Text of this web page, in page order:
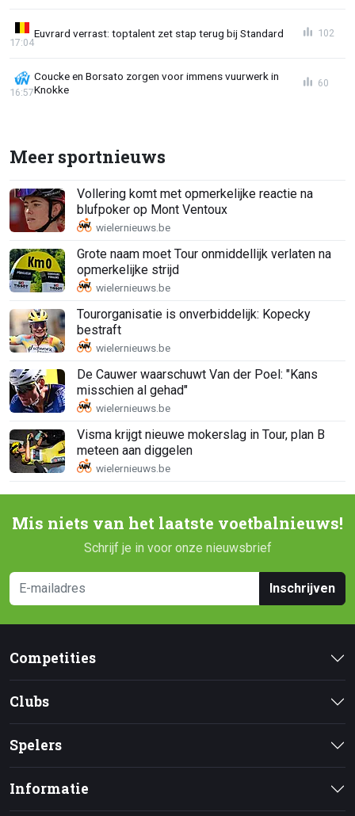
Euvrard verrast: toptalent zet stap terug bij Standard
17:04
102
Coucke en Borsato zorgen voor immens vuurwerk in
Knokke
16:57
60
Meer sportnieuws
Vollering komt met opmerkelijke reactie na
blufpoker op Mont Ventoux
Grote naam moet Tour onmiddellijk verlaten na
opmerkelijke strijd
Tourorganisatie is onverbiddelijk: Kopecky
bestraft
De Cauwer waarschuwt Van der Poel: "Kans
misschien al gehad"
Visma krijgt nieuwe mokerslag in Tour, plan B
meteen aan diggelen
Mis niets van het laatste voetbalnieuws!
Schrijf je in voor onze nieuwsbrief
Inschrijven
Competities
Clubs
Spelers
Informatie